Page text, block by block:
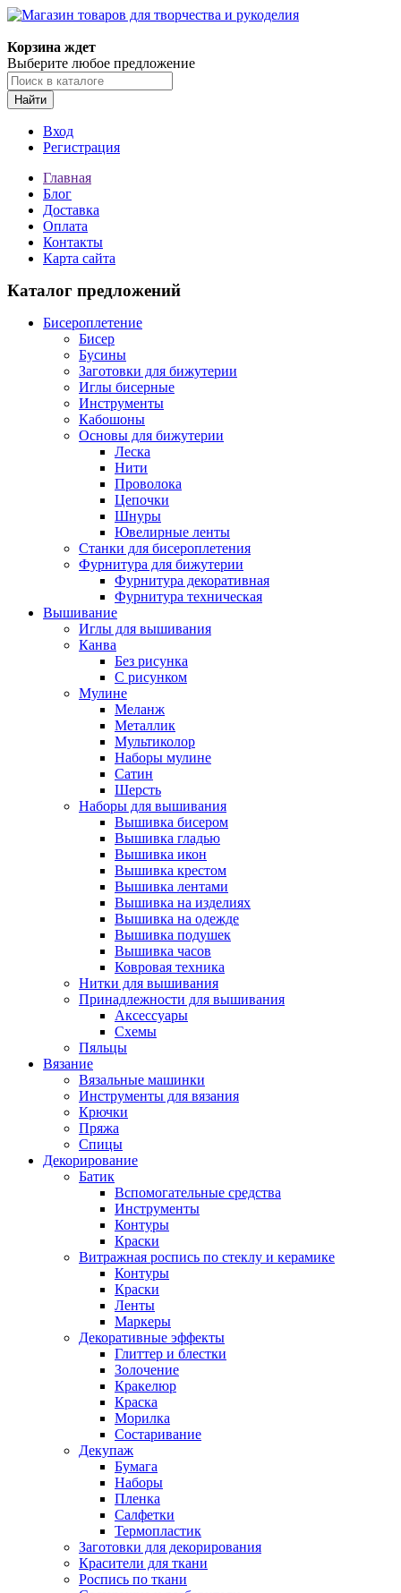
Корзина ждет
Выберите любое предложение
Найти
Вход
Регистрация
Главная
Блог
Доставка
Оплата
Контакты
Карта сайта
Каталог предложений
Бисероплетение
Бисер
Бусины
Заготовки для бижутерии
Иглы бисерные
Инструменты
Кабошоны
Основы для бижутерии
Леска
Нити
Проволока
Цепочки
Шнуры
Ювелирные ленты
Станки для бисероплетения
Фурнитура для бижутерии
Фурнитура декоративная
Фурнитура техническая
Вышивание
Иглы для вышивания
Канва
Без рисунка
С рисунком
Мулине
Меланж
Металлик
Мультиколор
Наборы мулине
Сатин
Шерсть
Наборы для вышивания
Вышивка бисером
Вышивка гладью
Вышивка икон
Вышивка крестом
Вышивка лентами
Вышивка на изделиях
Вышивка на одежде
Вышивка подушек
Вышивка часов
Ковровая техника
Нитки для вышивания
Принадлежности для вышивания
Аксессуары
Схемы
Пяльцы
Вязание
Вязальные машинки
Инструменты для вязания
Крючки
Пряжа
Спицы
Декорирование
Батик
Вспомогательные средства
Инструменты
Контуры
Краски
Витражная роспись по стеклу и керамике
Контуры
Краски
Ленты
Маркеры
Декоративные эффекты
Глиттер и блестки
Золочение
Кракелюр
Краска
Морилка
Состаривание
Декупаж
Бумага
Наборы
Пленка
Салфетки
Термопластик
Заготовки для декорирования
Красители для ткани
Роспись по ткани